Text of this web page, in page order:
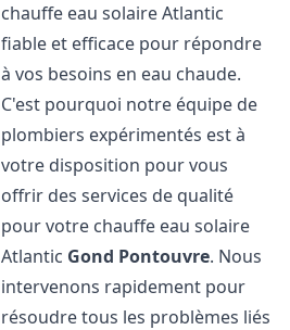
chauffe eau solaire Atlantic
fiable et efficace pour répondre
à vos besoins en eau chaude.
C'est pourquoi notre équipe de
plombiers expérimentés est à
votre disposition pour vous
offrir des services de qualité
pour votre chauffe eau solaire
Atlantic Gond Pontouvre. Nous
intervenons rapidement pour
résoudre tous les problèmes liés